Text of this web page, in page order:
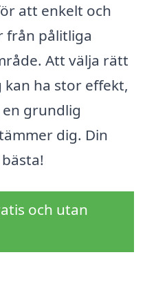
att enkelt och
från pålitliga
Att välja rätt
ha stor effekt,
grundlig
dig. Din
och utan